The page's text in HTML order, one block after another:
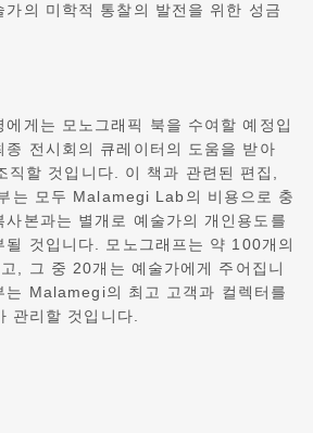
가의 미학적 통찰의 발전을 위한 성금
게는 모노그래픽 북을 수여할 예정입
종 전시회의 큐레이터의 도움을 받아
할 것입니다. 이 책과 관련된 편집,
는 모두 Malamegi Lab의 비용으로 충
본과는 별개로 예술가의 개인용도를
될 것입니다. 모노그래프는 약 100개의
, 그 중 20개는 예술가에게 주어집니
는 Malamegi의 최고 고객과 컬렉터를
관리할 것입니다.